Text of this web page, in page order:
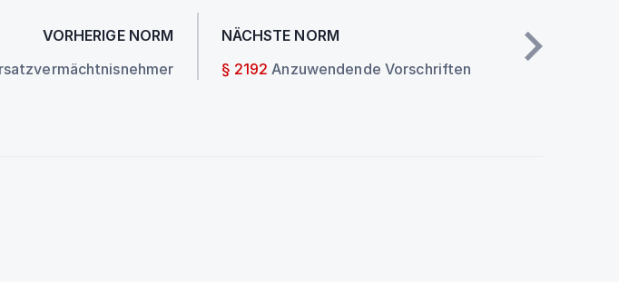
VORHERIGE NORM
NÄCHSTE NORM
§ 2192 Anzuwendende Vorschriften